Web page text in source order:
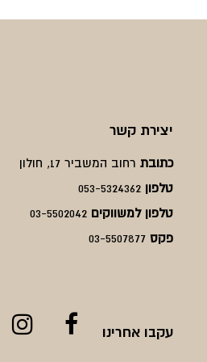
יצירת קשר
כתובת רחוב המשביר 17, חולון
טלפון 053-5324362
טלפון למשווקים 03-5502042
פקס03-5507877
עקבו אחרינו